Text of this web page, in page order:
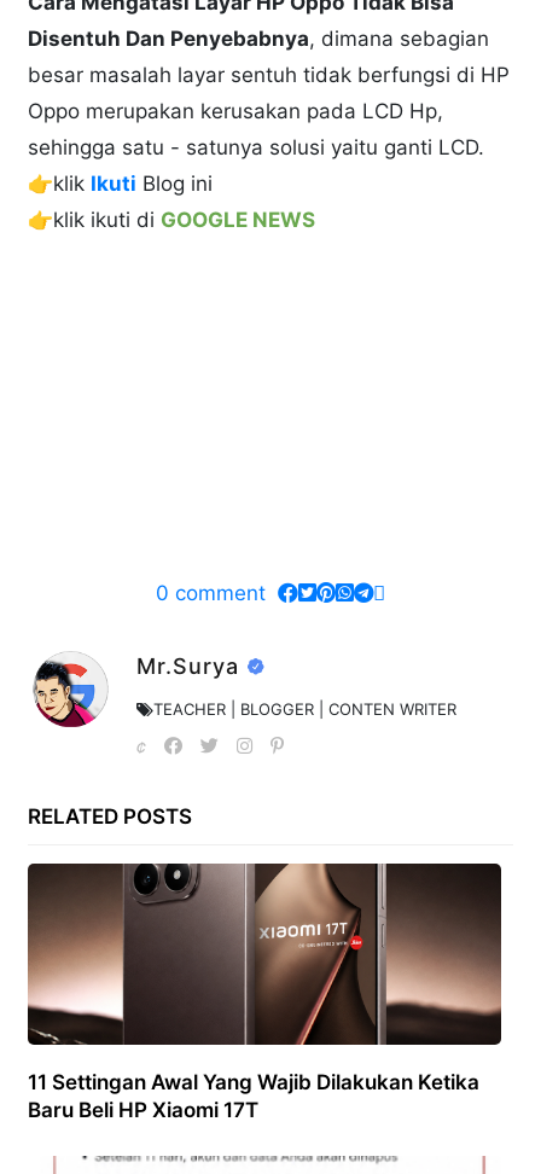
Disentuh Dan Penyebabnya, dimana sebagian
besar masalah layar sentuh tidak berfungsi di HP
Oppo merupakan kerusakan pada LCD Hp,
sehingga satu - satunya solusi yaitu ganti LCD.
👉klik Ikuti Blog ini
👉klik ikuti di GOOGLE NEWS
0 comment
Mr.Surya
TEACHER | BLOGGER | CONTEN WRITER
RELATED POSTS
11 Settingan Awal Yang Wajib Dilakukan Ketika
Baru Beli HP Xiaomi 17T